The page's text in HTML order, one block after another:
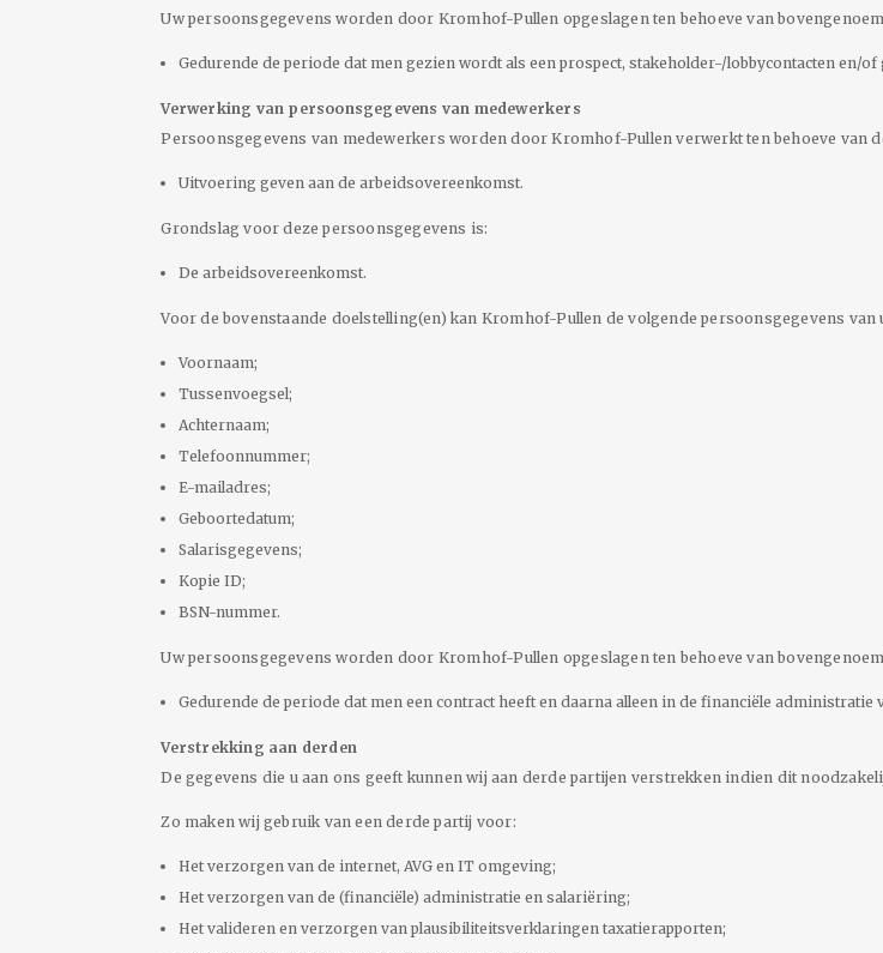
Uw persoonsgegevens worden door Kromhof-Pullen opgeslagen ten behoeve van
Gedurende de periode dat men gezien wordt als een prospect, stakeholder-/lobbycontacten en/of
Verwerking van persoonsgegevens van medewerkers
Persoonsgegevens van medewerkers worden door Kromhof-Pullen verwerkt ten behoeve van
Uitvoering geven aan de arbeidsovereenkomst.
Grondslag voor deze persoonsgegevens is:
De arbeidsovereenkomst.
Voor de bovenstaande doelstelling(en) kan Kromhof-Pullen de volgende persoonsgegevens van
Voornaam;
Tussenvoegsel;
Achternaam;
Telefoonnummer;
E-mailadres;
Geboortedatum;
Salarisgegevens;
Kopie ID;
BSN-nummer.
Uw persoonsgegevens worden door Kromhof-Pullen opgeslagen ten behoeve van
Gedurende de periode dat men een contract heeft en daarna alleen in de financiële
Verstrekking aan derden
De gegevens die u aan ons geeft kunnen wij aan derde partijen verstrekken indien dit
Zo maken wij gebruik van een derde partij voor:
Het verzorgen van de internet, AVG en IT omgeving;
Het verzorgen van de (financiële) administratie en salariëring;
Het valideren en verzorgen van plausibiliteitsverklaringen taxatierapporten;